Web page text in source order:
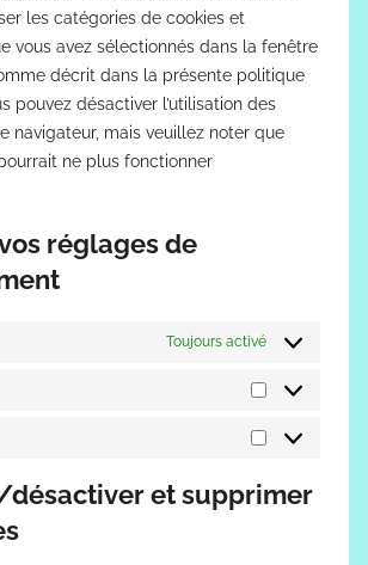
les catégories de cookies et
vous avez sélectionnés dans la fenêtre
décrit dans la présente politique
pouvez désactiver l’utilisation des
navigateur, mais veuillez noter que
ne plus fonctionner
réglages de
Toujours activé
Statistiques
Marketing
désactiver et supprimer